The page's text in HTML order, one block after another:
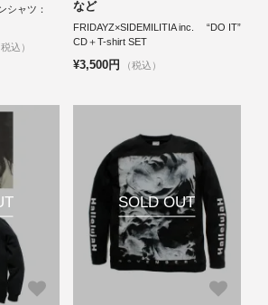
シャツ：
税込）
など
FRIDAYZ×SIDEMILITIA inc. “DO IT”
CD＋T-shirt SET
¥3,500円 （税込）
SOLD OUT